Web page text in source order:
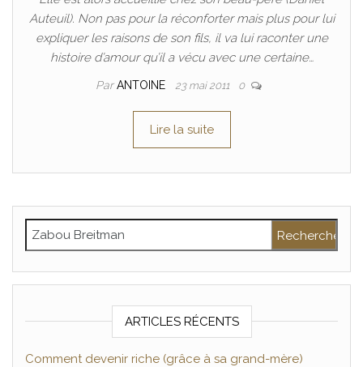
Auteuil). Non pas pour la réconforter mais plus pour lui
expliquer les raisons de son fils, il va lui raconter une
histoire d’amour qu’il a vécu avec une certaine…
ParANTOINE 23 mai 2011 0
Lire la suite
Rechercher :
ARTICLES RÉCENTS
Comment devenir riche (grâce à sa grand-mère)